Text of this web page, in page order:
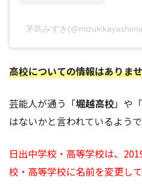
茅島みずき
高校についての情報はありま
芸能人が通う「堀越高校」や「
はないかと言われているようで
日出中学校・高等学校は、
校・高等学校に名前を変更し